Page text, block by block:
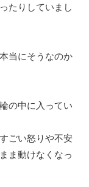
たりしていまし
当にそうなのか
の中に入ってい
ごい怒りや不安
ま動けなくなっ